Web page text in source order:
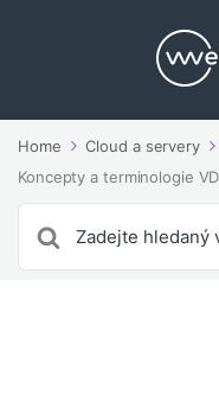
Home Cloud a servery
Koncepty a terminologie
For